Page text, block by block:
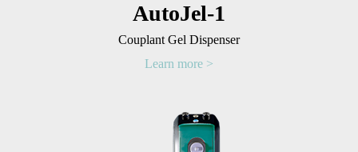
AutoJel-1
Couplant Gel Dispenser
Learn more >